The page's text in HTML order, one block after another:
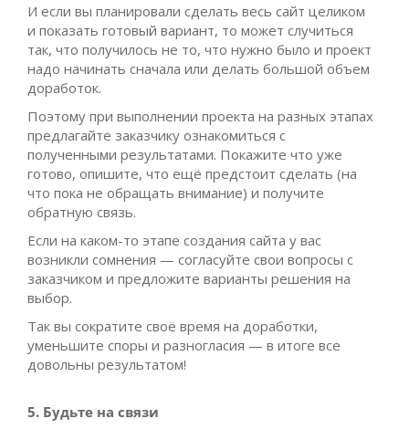
И если вы планировали сделать весь сайт целиком
и показать готовый вариант, то может случиться
так, что получилось не то, что нужно было и проект
надо начинать сначала или делать большой объем
доработок.
Поэтому при выполнении проекта на разных этапах
предлагайте заказчику ознакомиться с
полученными результатами. Покажите что уже
готово, опишите, что ещё предстоит сделать (на
что пока не обращать внимание) и получите
обратную связь.
Если на каком-то этапе создания сайта у вас
возникли сомнения — согласуйте свои вопросы с
заказчиком и предложите варианты решения на
выбор.
Так вы сократите своё время на доработки,
уменьшите споры и разногласия — в итоге все
довольны результатом!
5. Будьте на связи